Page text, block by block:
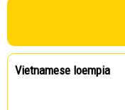
Vietnamese loempia